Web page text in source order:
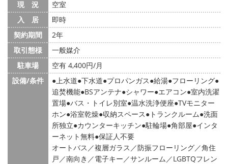
現 況
空室
入 居
即時
契約期間
2年
取引態様
一般媒介
駐車場
空有 4,400円/月
設備/条件
上水道 下水道 プロパンガス 給湯 フローリング
追焚機能 BSアンテナ シャワー エアコン 室内洗濯
置場 バス・トイレ別室 温水洗浄便座 TVモニター
ホン 浴室乾燥 収納スペース トランクルーム 洗面
所独立 カウンターキッチン 駐輪場 角部屋 インタ
ーネット無料 保証人不要
オートバス／複層ガラス／防振フローリング／角住
戸／南向き／電子キー／サンルーム／LGBTQフレン